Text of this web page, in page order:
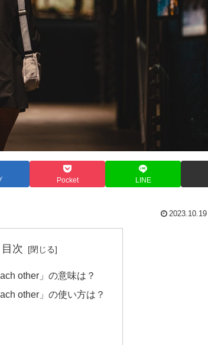
Pocket LINE
2023.10.19
目次
other」の意味は？
other」の使い方は？